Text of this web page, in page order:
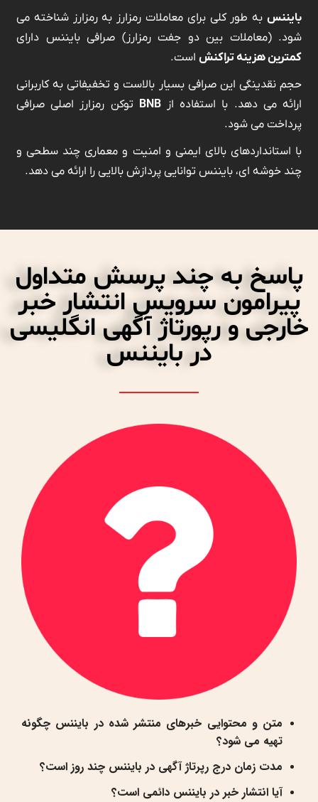
بایننس به طور کلی برای معاملات رمزارز به رمزارز شناخته می
شود. (معاملات بین دو جفت رمزارز) صرافی بایننس دارای
کمترین هزینه تراکنش است.
حجم نقدینگی این صرافی بسیار بالاست و تخفیفاتی به کاربرانی
ارائه می دهد. با استفاده ازBNB توکن رمزارز اصلی صرافی
پرداخت می شود.
با استانداردهای بالای ایمنی و امنیت و معماری چند سطحی و
چند خوشه ای، بایننس توانایی پردازش بالایی را ارائه می دهد.
پاسخ به چند پرسش متداول
پیرامون سرویس انتشار خبر
خارجی و رپورتاژ آگهی انگلیسی
در بایننس
متن و محتوایی خبرهای منتشر شده در بایننس چگونه
تهیه می‌ شود؟
مدت زمان درج رپرتاژ آگهی در بایننس چند روز است؟
آیا انتشار خبر در بایننس دائمی است؟